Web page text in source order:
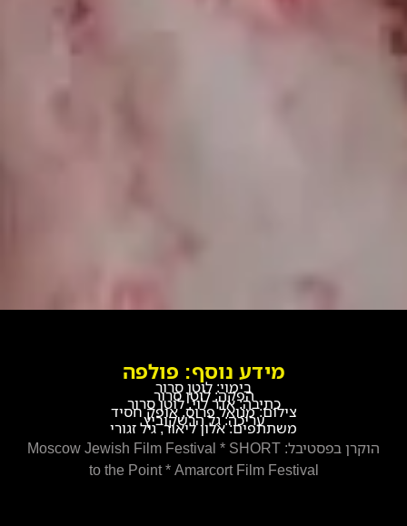
מידע נוסף: פולפה
בימוי: לוטן סרור
הפקה: לוטן סרור
כתיבה: אדר לוי, לוטן סרור
צילום: מנואל פרוס, אופק חסיד
עריכה: גל הרשקוביץ
משתתפים: אלון ליאור, גיל זגורי
הוקרן בפסטיבל: Moscow Jewish Film Festival * SHORT
to the Point * Amarcort Film Festival